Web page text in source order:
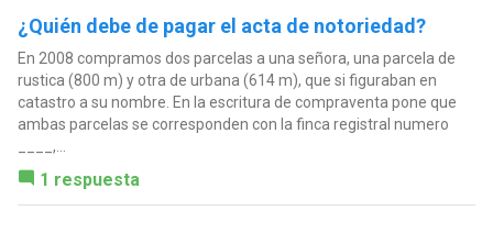
¿Quién debe de pagar el acta de notoriedad?
En 2008 compramos dos parcelas a una señora, una parcela de
rustica (800 m) y otra de urbana (614 m), que si figuraban en
catastro a su nombre. En la escritura de compraventa pone que
ambas parcelas se corresponden con la finca registral numero
____,...
1 respuesta